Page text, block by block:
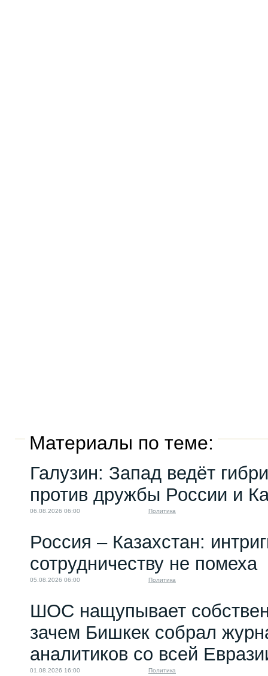
Материалы по теме:
Галузин: Запад ведёт
против дружбы России и
06.08.2026 06:00 Политика
Россия – Казахстан:
сотрудничеству не помеха
05.08.2026 06:00 Политика
ШОС нащупывает
зачем Бишкек собрал
аналитиков со всей
01.08.2026 16:00 Политика